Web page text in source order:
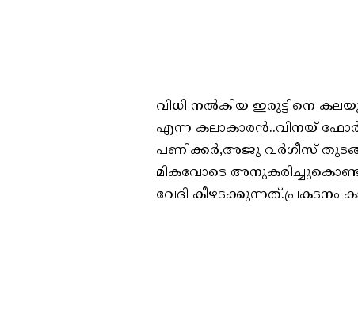
വിധി നൽകിയ ഇരുട്ടിനെ
എന്ന കലാകാരൻ..വിനയ്
പണിക്കർ,അജു വർഗീസ്
മികവോടെ
വേദി കീഴടക്കുന്നത്.പ്രകടനം